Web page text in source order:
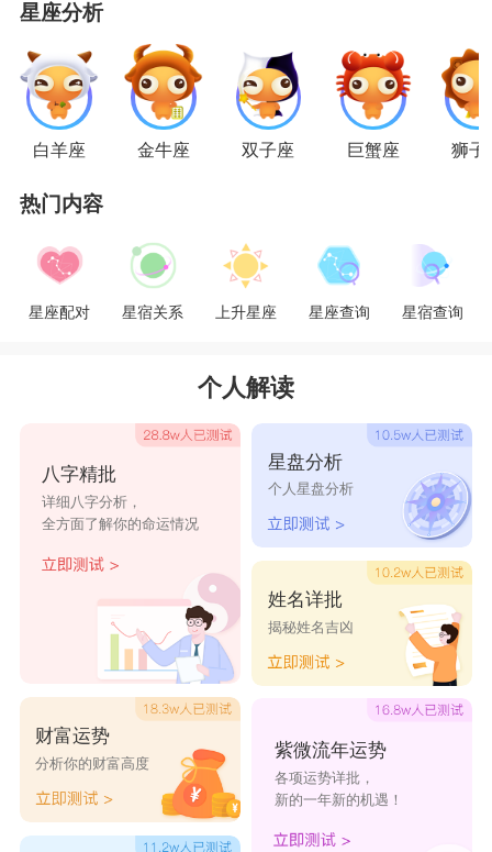
天秤座
然天秤座是付出最多的一方，但是活泼开朗的双子
座让他们着迷，加上双子座与天秤座同为风象星
座，情感上能够互通，都充满了现代感和知性，能
么束缚的地方，更不会感到太粘腻。
两个星座都有相互欣赏的地方，所以很容易一
见钟情，虽然生活在一起会有很多牵绊，但是感情
能够经得住时间的考验，在很多情况下想法都可以
心，善于倾听和理解，所以当双子座多愁善感的时
候，只有天秤座能够拯救他们，两个人在一起双子
座会非常的幸福。
水瓶座
水瓶座
与双子座的性格都有些善变，这让两个
星座在一起很合拍，也许是双子座和
特殊的缘分。水瓶座的人具有冒险精神，而双子座
又是新鲜新奇事物的星座，所以在兴趣爱好上有诸
多的相似点，就算别人不理解双子座，还有水瓶座
的人懂得他们的想法。
两个星座都属于追求个性化的爱情，对待爱情
的看法也不谋而合，在某种程度上来说，这两个星
星座分析
白羊座 金牛座 双子座 巨蟹座 狮子
热门内容
星座配对 星宿关系 上升星座 星座查询 星宿查询
个人解读
八字精批
详细八字分析，
全方面了解你的命运情况
财富运势
分析你的财富高度
星盘分析
个人星盘分析
姓名详批
揭秘姓名吉凶
紫微流年运势
各项运势详批，
新的一年新的机遇！